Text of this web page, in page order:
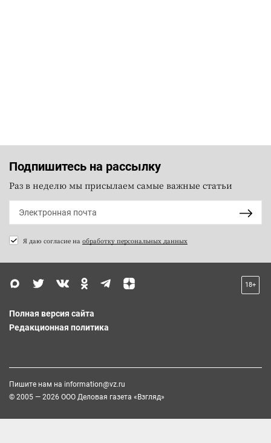
Подпишитесь на рассылку
Раз в неделю мы присылаем самые важные статьи
Я даю согласие на обработку персональных данных
18+
Полная версия сайта
Редакционная политика
Пишите нам на information@vz.ru
© 2005 — 2026 ООО Деловая газета «Взгляд»